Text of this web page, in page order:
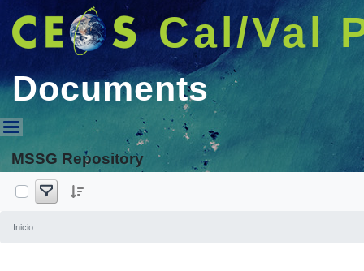
Cal/Val
Documents
Documents
MSSG Repository
Inicio